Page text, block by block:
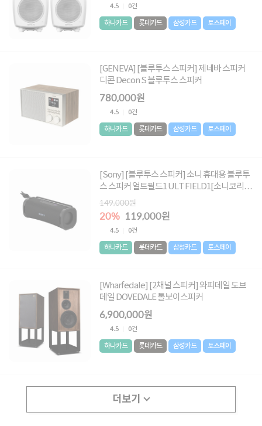
4.5 0건
하나카드 롯데카드 삼성카드 토스페이
[GENEVA] [블루투스 스피커] 제네바 스피커
디콘 Decon S 블루투스 스피커
780,000원
4.5 0건
하나카드 롯데카드 삼성카드 토스페이
[Sony] [블루투스 스피커] 소니 휴대용 블루투
스 스피커 얼트필드1 ULT FIELD1[소니코리아
정품] [블랙]
149,000원
20% 119,000원
4.5 0건
하나카드 롯데카드 삼성카드 토스페이
[Wharfedale] [2채널 스피커] 와피데일 도브
데일 DOVEDALE 톨보이스피커
6,900,000원
4.5 0건
하나카드 롯데카드 삼성카드 토스페이
더보기